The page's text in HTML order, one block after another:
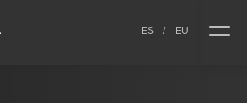
ES / EU